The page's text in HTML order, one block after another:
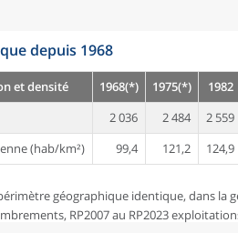
depuis 1968
et densité 1968(*) 1975(*) 1982
2 036 2 484 2 559
(hab/km²)
99,4 121,2 124,9
géographique identique, dans la
RP2007 au RP2023